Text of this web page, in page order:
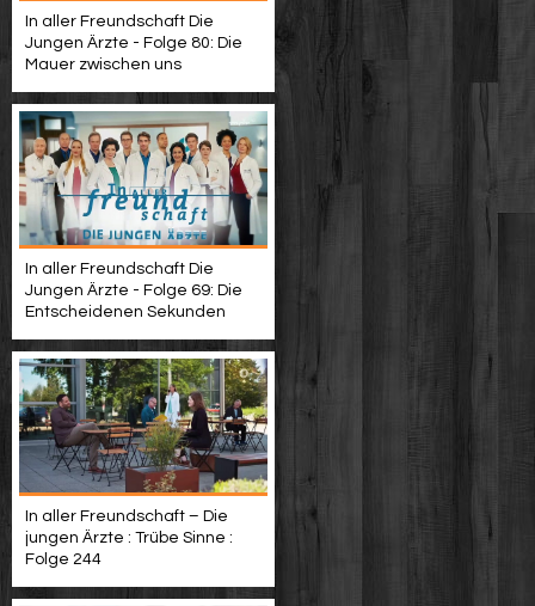
In aller Freundschaft Die
Jungen Ärzte - Folge 80: Die
Mauer zwischen uns
In aller Freundschaft Die
Jungen Ärzte - Folge 69: Die
Entscheidenen Sekunden
In aller Freundschaft – Die
jungen Ärzte : Trübe Sinne :
Folge 244